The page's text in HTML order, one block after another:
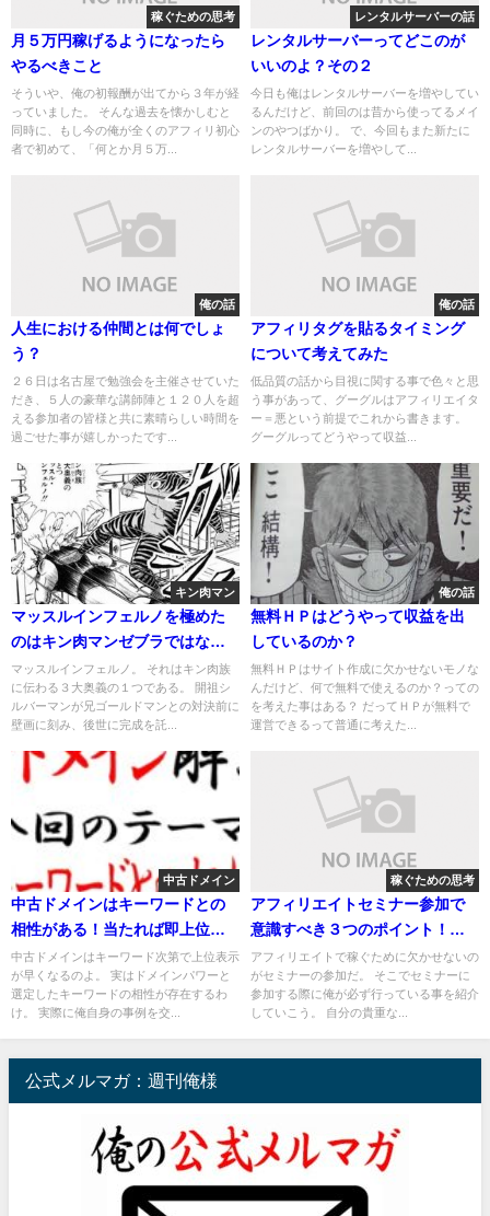
稼ぐための思考
月５万円稼げるようになったら
やるべきこと
そういや、俺の初報酬が出てから３年が経
っていました。 そんな過去を懐かしむと
同時に、もし今の俺が全くのアフィリ初心
者で初めて、「何とか月５万...
レンタルサーバーの話
レンタルサーバーってどこのが
いいのよ？その２
今日も俺はレンタルサーバーを増やしてい
るんだけど、前回のは昔から使ってるメイ
ンのやつばかり。 で、今回もまた新たに
レンタルサーバーを増やして...
俺の話
人生における仲間とは何でしょ
う？
２６日は名古屋で勉強会を主催させていた
だき、５人の豪華な講師陣と１２０人を超
える参加者の皆様と共に素晴らしい時間を
過ごせた事が嬉しかったです...
俺の話
アフィリタグを貼るタイミング
について考えてみた
低品質の話から目視に関する事で色々と思
う事があって、グーグルはアフィリエイタ
ー＝悪という前提でこれから書きます。
グーグルってどうやって収益...
キン肉マン
マッスルインフェルノを極めた
のはキン肉マンゼブラではなく
肉蝮だった件
マッスルインフェルノ。 それはキン肉族
に伝わる３大奥義の１つである。 開祖シ
ルバーマンが兄ゴールドマンとの対決前に
壁画に刻み、後世に完成を託...
俺の話
無料ＨＰはどうやって収益を出
しているのか？
無料ＨＰはサイト作成に欠かせないモノな
んだけど、何で無料で使えるのか？っての
を考えた事はある？ だってＨＰが無料で
運営できるって普通に考えた...
中古ドメイン
中古ドメインはキーワードとの
相性がある！当たれば即上位表
示のパターンも
中古ドメインはキーワード次第で上位表示
が早くなるのよ。 実はドメインパワーと
選定したキーワードの相性が存在するわ
け。 実際に俺自身の事例を交...
稼ぐための思考
アフィリエイトセミナー参加で
意識すべき３つのポイント！俺
が今でもやってる方法はコレだ
アフィリエイトで稼ぐために欠かせないの
がセミナーの参加だ。 そこでセミナーに
参加する際に俺が必ず行っている事を紹介
していこう。 自分の貴重な...
公式メルマガ：週刊俺様